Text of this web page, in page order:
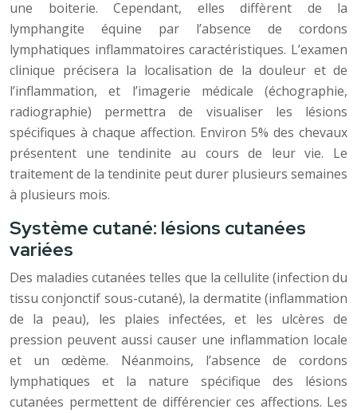
une boiterie. Cependant, elles diffèrent de la
lymphangite équine par l’absence de cordons
lymphatiques inflammatoires caractéristiques. L’examen
clinique précisera la localisation de la douleur et de
l’inflammation, et l’imagerie médicale (échographie,
radiographie) permettra de visualiser les lésions
spécifiques à chaque affection. Environ 5% des chevaux
présentent une tendinite au cours de leur vie. Le
traitement de la tendinite peut durer plusieurs semaines
à plusieurs mois.
Système cutané: lésions cutanées
variées
Des maladies cutanées telles que la cellulite (infection du
tissu conjonctif sous-cutané), la dermatite (inflammation
de la peau), les plaies infectées, et les ulcères de
pression peuvent aussi causer une inflammation locale
et un œdème. Néanmoins, l’absence de cordons
lymphatiques et la nature spécifique des lésions
cutanées permettent de différencier ces affections. Les